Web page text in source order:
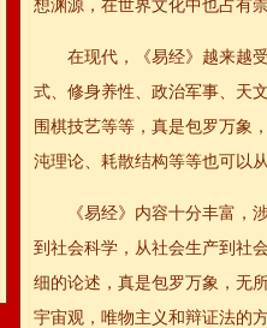
想渊源，在世界文化中也占有
在现代，《易经》越来越
式、修身养性、政治军事、天
围棋技艺等等，真是包罗万象
沌理论、耗散结构等等也可以
《易经》内容十分丰富，
到社会科学，从社会生产到社
细的论述，真是包罗万象，无
宇宙观，唯物主义和辩证法的